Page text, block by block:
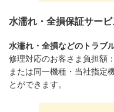
水濡れ・全損保証サービ
水濡れ・全損などのトラブ
修理対応のお客さま負担額：
または同一機種・当社指定
とができます。